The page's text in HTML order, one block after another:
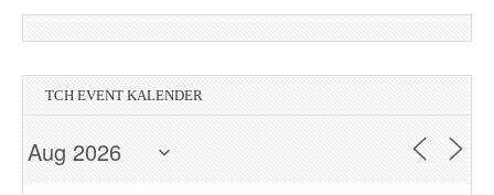
TCH EVENT KALENDER